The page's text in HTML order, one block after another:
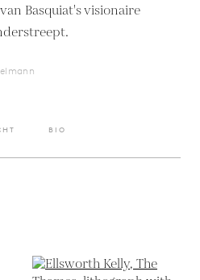
Basquiat's visionaire
BIO